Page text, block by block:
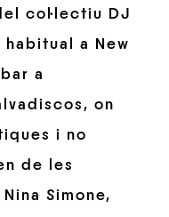
col·lectiu DJ
a New
a
on
i no
de les
Simone,